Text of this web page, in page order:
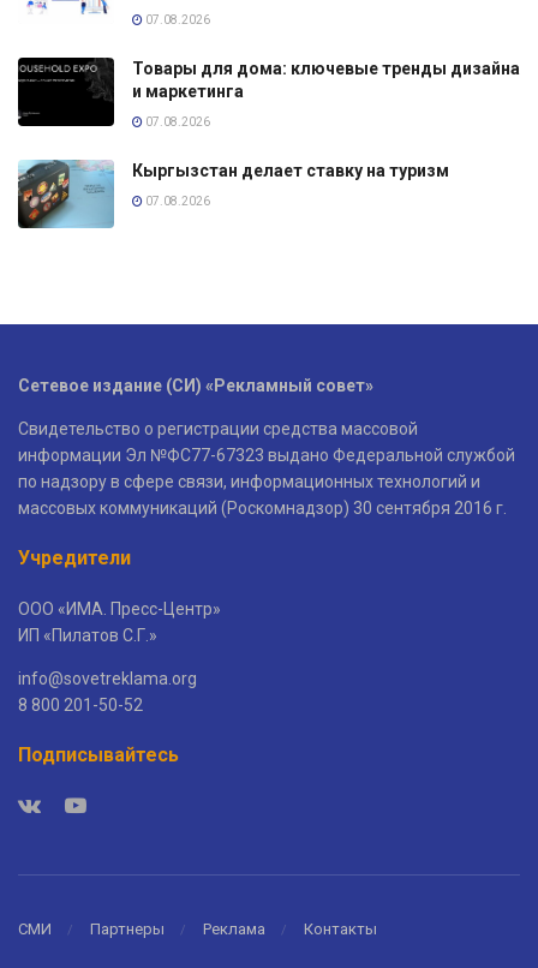
07.08.2026
Товары для дома: ключевые тренды дизайна
и маркетинга
07.08.2026
Кыргызстан делает ставку на туризм
07.08.2026
Сетевое издание (СИ) «Рекламный совет»
Свидетельство о регистрации средства массовой
информации Эл №ФС77-67323 выдано Федеральной службой
по надзору в сфере связи, информационных технологий и
массовых коммуникаций (Роскомнадзор) 30 сентября 2016 г.
Учредители
ООО «ИМА. Пресс-Центр»
ИП «Пилатов С.Г.»
info@sovetreklama.org
8 800 201-50-52
Подписывайтесь
СМИ Партнеры Реклама Контакты